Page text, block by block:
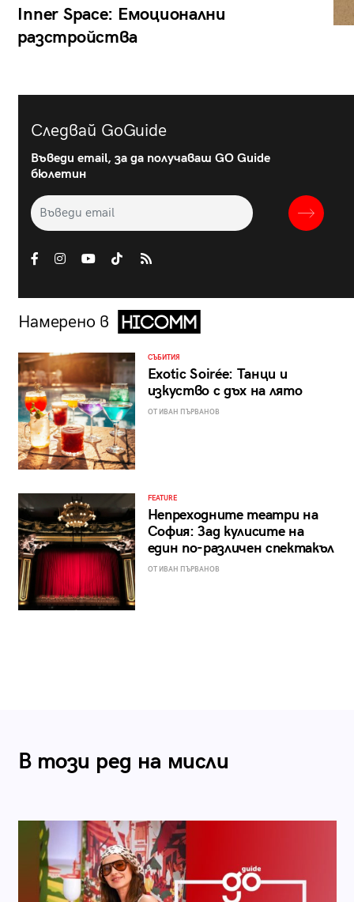
Inner Space: Емоционални
разстройства
Следвай GoGuide
Въведи email, за да получаваш GO Guide
бюлетин
Намерено в
СЪБИТИЯ
Exotic Soirée: Танци и
изкуство с дъх на лято
ОТ ИВАН ПЪРВАНОВ
FEATURE
Непреходните театри на
София: Зад кулисите на
един по-различен спектакъл
ОТ ИВАН ПЪРВАНОВ
В този ред на мисли